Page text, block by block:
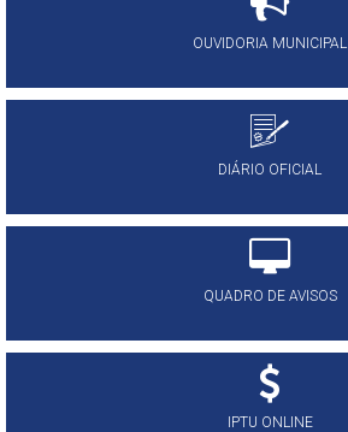
OUVIDORIA MUNICIPAL
DIÁRIO OFICIAL
QUADRO DE AVISOS
IPTU ONLINE